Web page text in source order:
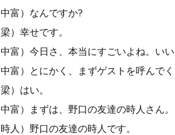
中富）なんですか?
梁）幸せです。
中富）今日さ、本当にすごいよね。いい
中富）とにかく、まずゲストを呼んで
梁）はい。
中富）まずは、野口の友達の時人さん。
時人）野口の友達の時人です。